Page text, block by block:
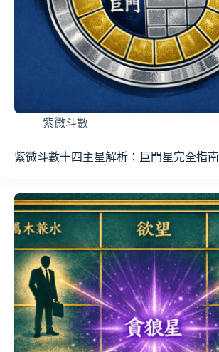
紫微斗數
紫微斗數十四主星解析：巨門星完全指南